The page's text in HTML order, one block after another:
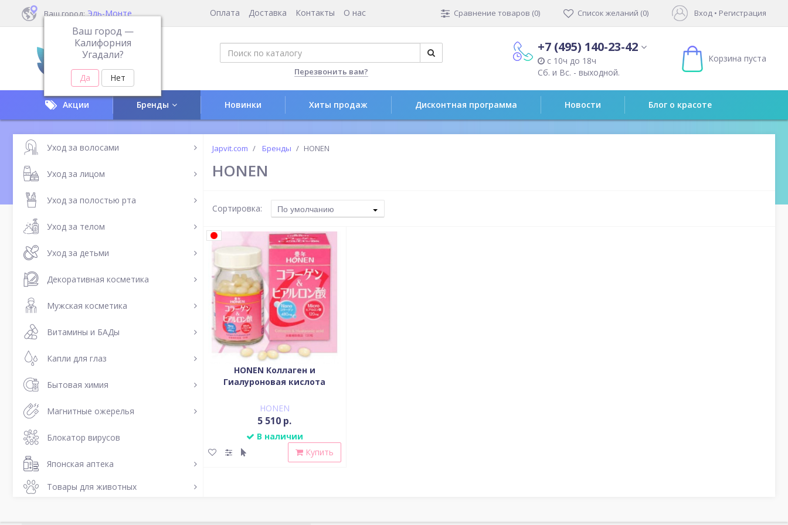
Ваш город: Эль-Монте
Ваш город —
Калифорния
Угадали?
Оплата Доставка Контакты О нас Сравнение товаров (0) Список желаний (0) Вход • Регистрация
Перезвонить вам?
+7 (495) 140-23-42
с 10ч до 18ч
Сб. и Вс. - выходной.
Корзина пуста
Акции Бренды Новинки Хиты продаж Дисконтная программа Новости Блог о красоте
Уход за волосами
Уход за лицом
Уход за полостью рта
Уход за телом
Уход за детьми
Декоративная косметика
Мужская косметика
Витамины и БАДы
Капли для глаз
Бытовая химия
Магнитные ожерелья
Блокатор вирусов
Японская аптека
Товары для животных
Japvit.com Бренды HONEN
HONEN
Сортировка: По умолчанию
HONEN Коллаген и
Гиалуроновая кислота
HONEN
5 510 р.
В наличии
Купить